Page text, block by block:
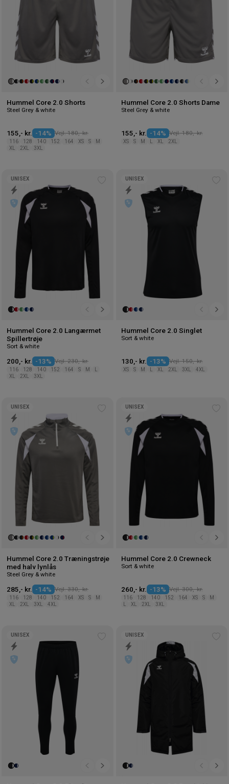
Hummel Core 2.0 Shorts
Steel Grey & white
155,- kr. -14% Vejl. 180,- kr.
116 128 140 152 164 XS S
M
XL
2XL 3XL
Hummel Core 2.0 Shorts Dame
Steel Grey & white
155,- kr. -14% Vejl. 180,- kr.
XS S M XL 2XL
ønskeliste
UNISEX
Hummel Core 2.0 Langærmet
Spillertrøje
Sort & white
200,- kr. -13% Vejl. 230,- kr.
116 128 140 152 164 S M
XL
2XL 3XL
UNISEX
Hummel Core 2.0 Singlet
Sort & white
130,- kr. -13% Vejl. 150,- kr.
XS S M XL 2XL 3XL 4XL
ønskeliste
UNISEX
Hummel Core 2.0 Træningstrøje
med halv lynlås
Steel Grey & white
285,- kr. -14% Vejl. 330,- kr.
116 128 140 152 164 XS S
M
XL
2XL 3XL 4XL
UNISEX
Hummel Core 2.0 Crewneck
Sort & white
260,- kr. -13% Vejl. 300,- kr.
116 128 140 152 164 XS S
M
XL 2XL 3XL
ønskeliste
UNISEX UNISEX